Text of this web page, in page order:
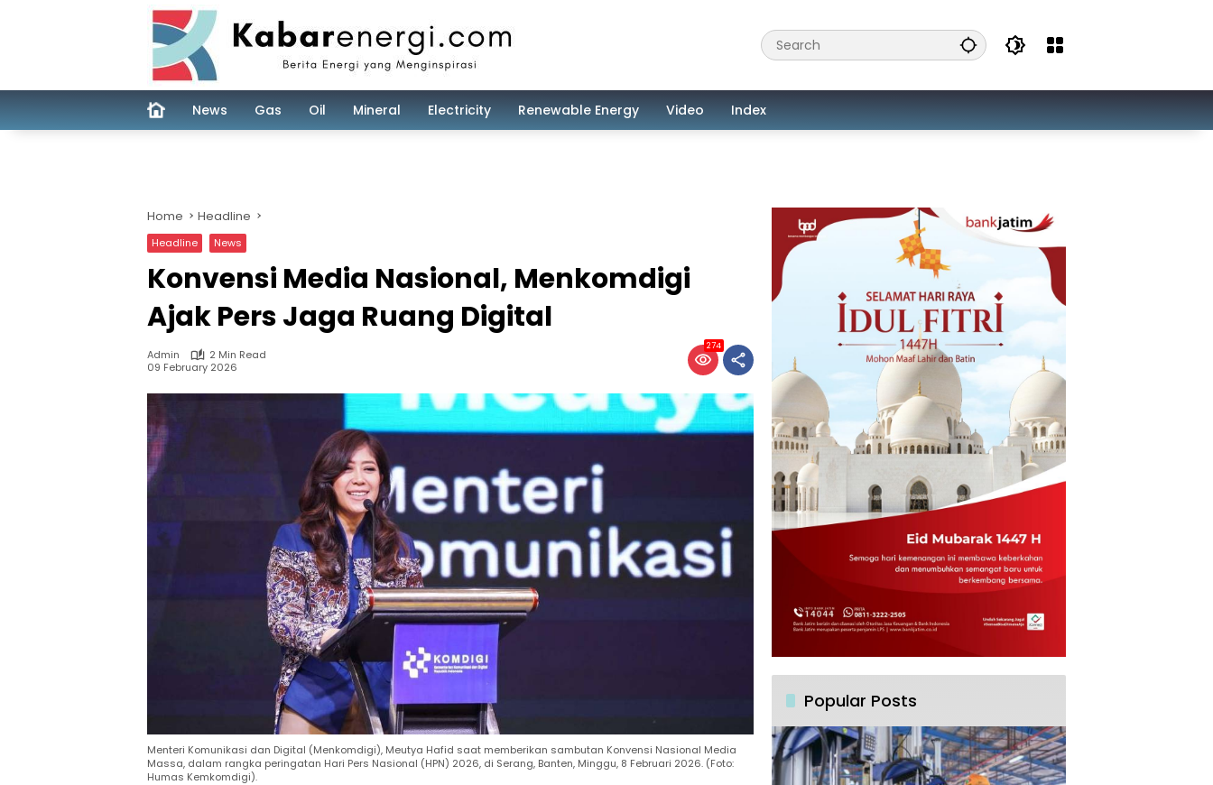
News Gas Oil Mineral Electricity Renewable Energy Video Index
Home Headline
Headline News
Konvensi Media Nasional, Menkomdigi
Ajak Pers Jaga Ruang Digital
Admin
2 Min Read
09 February 2026
274
Menteri Komunikasi dan Digital (Menkomdigi), Meutya Hafid saat memberikan sambutan Konvensi Nasional Media
Massa, dalam rangka peringatan Hari Pers Nasional (HPN) 2026, di Serang, Banten, Minggu, 8 Februari 2026. (Foto:
Humas Kemkomdigi).
Popular Posts